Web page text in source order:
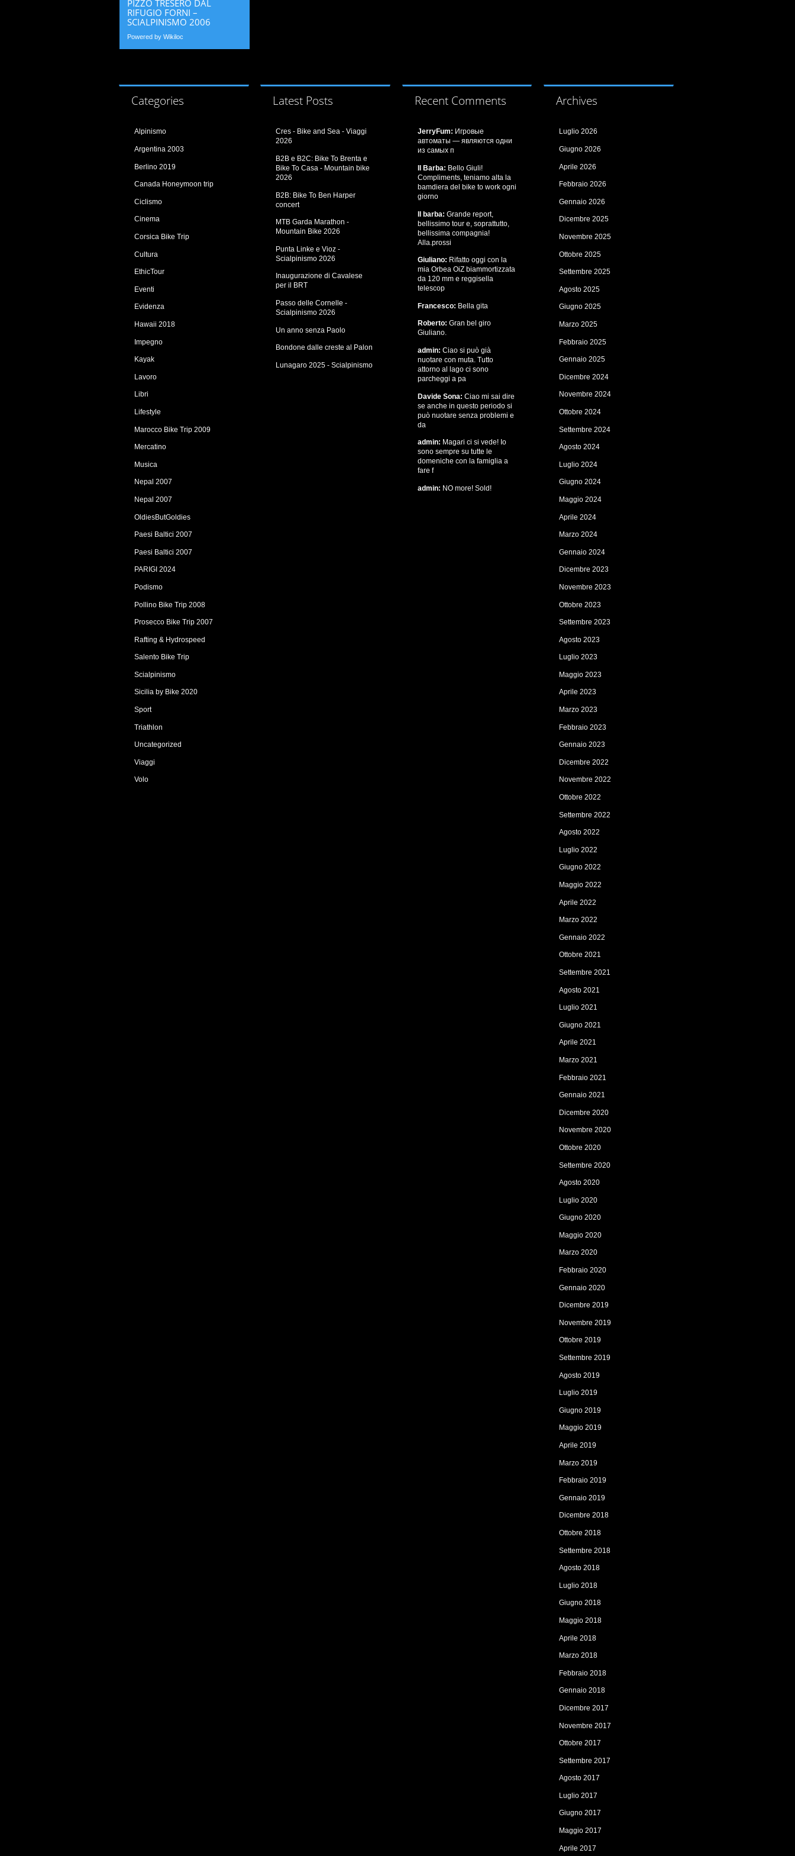
PIZZO TRESERO DAL
RIFUGIO FORNI –
SCIALPINISMO 2006
Powered by Wikiloc
Categories
Alpinismo
Argentina 2003
Berlino 2019
Canada Honeymoon trip
Ciclismo
Cinema
Corsica Bike Trip
Cultura
EthicTour
Eventi
Evidenza
Hawaii 2018
Impegno
Kayak
Lavoro
Libri
Lifestyle
Marocco Bike Trip 2009
Mercatino
Musica
Nepal 2007
Nepal 2007
OldiesButGoldies
Paesi Baltici 2007
Paesi Baltici 2007
PARIGI 2024
Podismo
Pollino Bike Trip 2008
Prosecco Bike Trip 2007
Rafting & Hydrospeed
Salento Bike Trip
Scialpinismo
Sicilia by Bike 2020
Sport
Triathlon
Uncategorized
Viaggi
Volo
Latest Posts
Cres - Bike and Sea - Viaggi
2026
B2B e B2C: Bike To Brenta e
Bike To Casa - Mountain bike
2026
B2B: Bike To Ben Harper
concert
MTB Garda Marathon -
Mountain Bike 2026
Punta Linke e Vioz -
Scialpinismo 2026
Inaugurazione di Cavalese
per il BRT
Passo delle Cornelle -
Scialpinismo 2026
Un anno senza Paolo
Bondone dalle creste al Palon
Lunagaro 2025 - Scialpinismo
Recent Comments
JerryFum: Игровые
автоматы — являются одни
из самых п
Il Barba: Bello Giuli!
Compliments, teniamo alta la
bamdiera del bike to work ogni
giorno
Il barba: Grande report,
bellissimo tour e, soprattutto,
bellissima compagnia!
Alla.prossi
Giuliano: Rifatto oggi con la
mia Orbea OiZ biammortizzata
da 120 mm e reggisella
telescop
Francesco: Bella gita
Roberto: Gran bel giro
Giuliano.
admin: Ciao si può già
nuotare con muta. Tutto
attorno al lago ci sono
parcheggi a pa
Davide Sona: Ciao mi sai dire
se anche in questo periodo si
può nuotare senza problemi e
da
admin: Magari ci si vede! Io
sono sempre su tutte le
domeniche con la famiglia a
fare f
admin: NO more! Sold!
Archives
Luglio 2026
Giugno 2026
Aprile 2026
Febbraio 2026
Gennaio 2026
Dicembre 2025
Novembre 2025
Ottobre 2025
Settembre 2025
Agosto 2025
Giugno 2025
Marzo 2025
Febbraio 2025
Gennaio 2025
Dicembre 2024
Novembre 2024
Ottobre 2024
Settembre 2024
Agosto 2024
Luglio 2024
Giugno 2024
Maggio 2024
Aprile 2024
Marzo 2024
Gennaio 2024
Dicembre 2023
Novembre 2023
Ottobre 2023
Settembre 2023
Agosto 2023
Luglio 2023
Maggio 2023
Aprile 2023
Marzo 2023
Febbraio 2023
Gennaio 2023
Dicembre 2022
Novembre 2022
Ottobre 2022
Settembre 2022
Agosto 2022
Luglio 2022
Giugno 2022
Maggio 2022
Aprile 2022
Marzo 2022
Gennaio 2022
Ottobre 2021
Settembre 2021
Agosto 2021
Luglio 2021
Giugno 2021
Aprile 2021
Marzo 2021
Febbraio 2021
Gennaio 2021
Dicembre 2020
Novembre 2020
Ottobre 2020
Settembre 2020
Agosto 2020
Luglio 2020
Giugno 2020
Maggio 2020
Marzo 2020
Febbraio 2020
Gennaio 2020
Dicembre 2019
Novembre 2019
Ottobre 2019
Settembre 2019
Agosto 2019
Luglio 2019
Giugno 2019
Maggio 2019
Aprile 2019
Marzo 2019
Febbraio 2019
Gennaio 2019
Dicembre 2018
Ottobre 2018
Settembre 2018
Agosto 2018
Luglio 2018
Giugno 2018
Maggio 2018
Aprile 2018
Marzo 2018
Febbraio 2018
Gennaio 2018
Dicembre 2017
Novembre 2017
Ottobre 2017
Settembre 2017
Agosto 2017
Luglio 2017
Giugno 2017
Maggio 2017
Aprile 2017